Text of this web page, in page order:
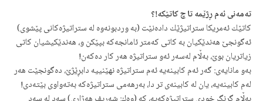
ته‌مه‌نی ئه‌م ڕژێمه‌ تا چ كاتێكه‌!؟
كاتێك ئه‌مریكا ستراتیژێك دا‌ده‌نێت (به‌ وردبونه‌وه‌ له‌ ستراتیژه‌كانی پێشوی)
ئه‌گونجێ هه‌ندێكیان به‌ كاتی كه‌متر ئامانجه‌كه‌ بپێكن و، هه‌ندێكیشیان كاتی
زیاتریان بوێ، به‌ڵام له‌سه‌ر ئه‌و ستراتیژه‌ هه‌ر كار ده‌كه‌ن!
به‌و مانایه‌ی: گه‌ر ئه‌م كابینه‌یه‌ ئه‌م ستراتیژه‌ نهێنییه‌ دابڕێژێ، ده‌گونجێت هه‌ر
له‌م كابینه‌یه‌، یان له‌ كابینه‌ی تر دا، به‌رهه‌می ستراتیژه‌كه‌ به‌ته‌واوی بێته‌دی!